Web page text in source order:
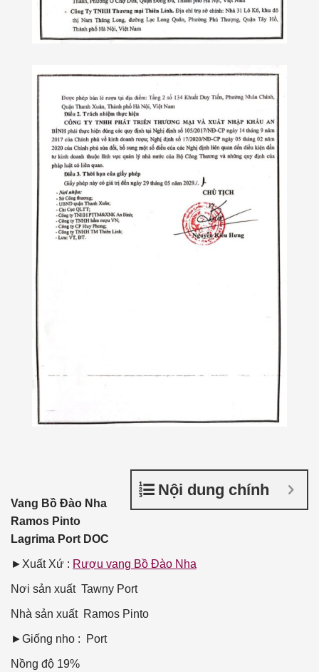
Nội dung chính
Vang Bồ Đào Nha
Ramos Pinto
Lagrima Port DOC
►Xuất Xứ : Rượu vang Bồ Đào Nha
Nơi sản xuất Tawny Port
Nhà sản xuất Ramos Pinto
►Giống nho : Port
Nồng độ 19%